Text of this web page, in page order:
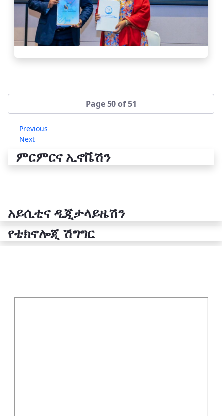
Page 50 of 51
Previous
Next
ምርምርና ኢኖቬሽን
አይሲቲና ዲጂታላይዜሽን
የቴክኖሎጂ ሽግግር